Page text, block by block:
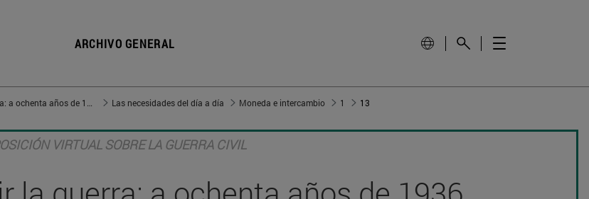
ARCHIVO GENERAL
Las necesidades del día a día Moneda e intercambio 1 13
VIRTUAL SOBRE LA GUERRA CIVIL